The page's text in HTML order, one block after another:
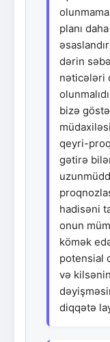
planı
dərin
nəticələri
bizə
qeyri-
gətirə
hadisəni
onun
kömək
potensial
və
diqqətə